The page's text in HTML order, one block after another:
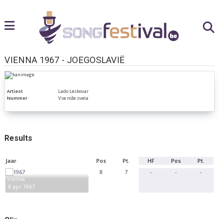
VIENNA 1967 - JOEGOSLAVIË
Artiest
Lado Leskovar
Nummer
Vse rože sveta
Results
Jaar Pos Pt. HF Pos Pt.
Vienna
8 apr 1967
8 7 - - -